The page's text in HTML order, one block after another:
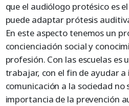
que el audiólogo protésico es
puede adaptar prótesis
En este aspecto tenemos un
concienciación social y
profesión. Con las escuelas es
trabajar, con el fin de ayudar a
comunicación a la sociedad no
importancia de la prevención